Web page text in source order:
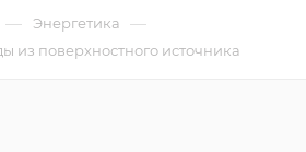
— Энергетика —
из поверхностного источника